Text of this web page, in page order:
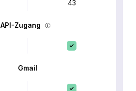
43
API-Zugang
Gmail